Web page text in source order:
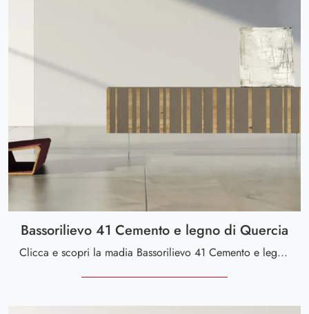
Bassorilievo 41 Cemento e legno di Quercia
Clicca e scopri la madia Bassorilievo 41 Cemento e legno di Quercia Voltan: se desideri mobili in materico per stanze moderne, questa è la scelta ...